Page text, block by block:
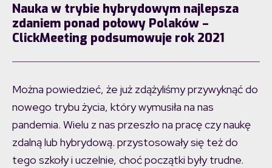
Nauka w trybie hybrydowym najlepsza
zdaniem ponad połowy Polaków –
ClickMeeting podsumowuje rok 2021
Można powiedzieć, że już zdążyliśmy przywyknąć do
nowego trybu życia, który wymusiła na nas
pandemia. Wielu z nas przeszło na pracę czy naukę
zdalną lub hybrydową. przystosowały się też do
tego szkoły i uczelnie, choć początki były trudne.